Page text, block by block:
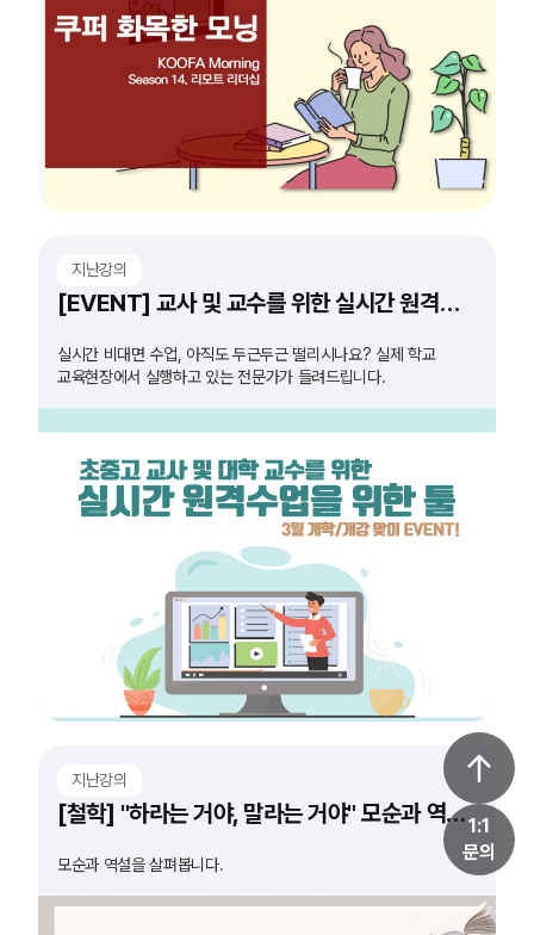
지난강의
[EVENT] 교사 및 교수를 위한 실시간 원격수업 도구 특강
실시간 비대면 수업, 아직도 두근두근 떨리시나요? 실제 학교
교육현장에서 실행하고 있는 전문가가 들려드립니다.
지난강의
[철학] "하라는 거야, 말라는 거야" 모순과 역설의 숨 막히는 순간들
모순과 역설을 살펴봅니다.
1:1
문의